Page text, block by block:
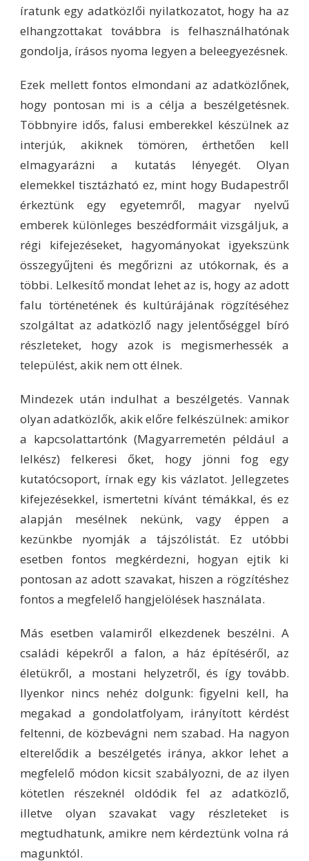
íratunk egy adatközlői nyilatkozatot, hogy ha az
elhangzottakat továbbra is felhasználhatónak
gondolja, írásos nyoma legyen a beleegyezésnek.
Ezek mellett fontos elmondani az adatközlőnek,
hogy pontosan mi is a célja a beszélgetésnek.
Többnyire idős, falusi emberekkel készülnek az
interjúk, akiknek tömören, érthetően kell
elmagyarázni a kutatás lényegét. Olyan
elemekkel tisztázható ez, mint hogy Budapestről
érkeztünk egy egyetemről, magyar nyelvű
emberek különleges beszédformáit vizsgáljuk, a
régi kifejezéseket, hagyományokat igyekszünk
összegyűjteni és megőrizni az utókornak, és a
többi. Lelkesítő mondat lehet az is, hogy az adott
falu történetének és kultúrájának rögzítéséhez
szolgáltat az adatközlő nagy jelentőséggel bíró
részleteket, hogy azok is megismerhessék a
települést, akik nem ott élnek.
Mindezek után indulhat a beszélgetés. Vannak
olyan adatközlők, akik előre felkészülnek: amikor
a kapcsolattartónk (Magyarremetén például a
lelkész) felkeresi őket, hogy jönni fog egy
kutatócsoport, írnak egy kis vázlatot. Jellegzetes
kifejezésekkel, ismertetni kívánt témákkal, és ez
alapján mesélnek nekünk, vagy éppen a
kezünkbe nyomják a tájszólistát. Ez utóbbi
esetben fontos megkérdezni, hogyan ejtik ki
pontosan az adott szavakat, hiszen a rögzítéshez
fontos a megfelelő hangjelölések használata.
Más esetben valamiről elkezdenek beszélni. A
családi képekről a falon, a ház építéséről, az
életükről, a mostani helyzetről, és így tovább.
Ilyenkor nincs nehéz dolgunk: figyelni kell, ha
megakad a gondolatfolyam, irányított kérdést
feltenni, de közbevágni nem szabad. Ha nagyon
elterelődik a beszélgetés iránya, akkor lehet a
megfelelő módon kicsit szabályozni, de az ilyen
kötetlen részeknél oldódik fel az adatközlő,
illetve olyan szavakat vagy részleteket is
megtudhatunk, amikre nem kérdeztünk volna rá
magunktól.